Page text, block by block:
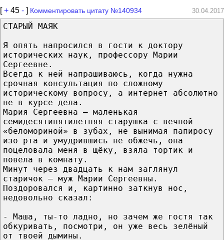
[+ 45 - ] Комментировать цитату №140934 30.04.2017
СТАРЫЙ МАЯК
Я опять напросился в гости к доктору
исторических наук, профессору Марии
Сергеевне.
Всегда к ней напрашиваюсь, когда нужна
срочная консультация по сложному
историческому вопросу, а интернет абсолютно
не в курсе дела.
Мария Сергеевна – маленькая
семидесятипятилетняя старушка с вечной
«беломориной» в зубах, не вынимая папиросу
изо рта и умудрившись не обжечь, она
поцеловала меня в щёку, взяла тортик и
повела в комнату.
Минут через двадцать к нам заглянул
старичок – муж Марии Сергеевны.
Поздоровался и, картинно заткнув нос,
недовольно сказал:
- Маша, ты-то ладно, но зачем же гостя так
обкуривать, посмотри, он уже весь зелёный
от твоей дымины.